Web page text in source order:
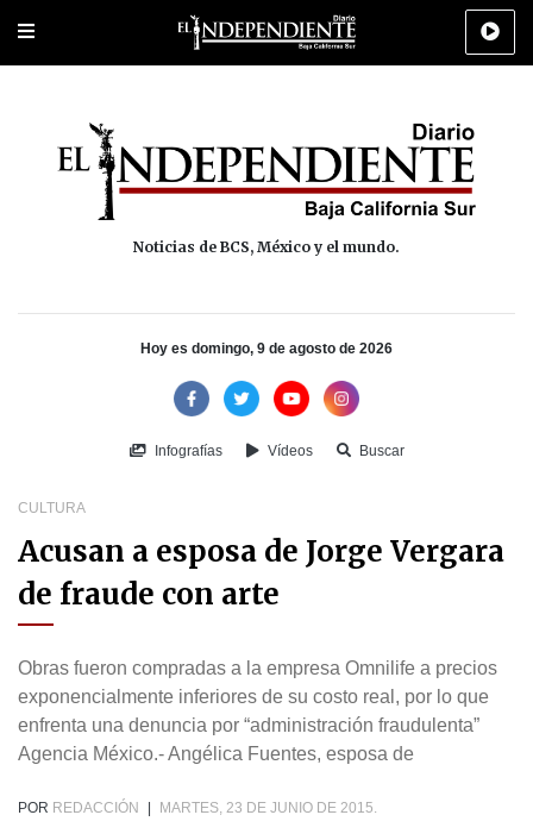
Portada Los Cabos Policiaca Deportes Cultura
Noticias de BCS, México y el mundo.
Hoy es domingo, 9 de agosto de 2026
Infografías Vídeos Buscar
CULTURA
Acusan a esposa de Jorge Vergara
de fraude con arte
Obras fueron compradas a la empresa Omnilife a precios
exponencialmente inferiores de su costo real, por lo que
enfrenta una denuncia por “administración fraudulenta”
Agencia México.- Angélica Fuentes, esposa de
POR REDACCIÓN MARTES, 23 DE JUNIO DE 2015.